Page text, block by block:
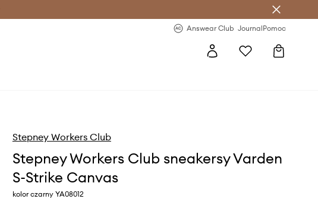
Answear Club JournalPomoc
Stepney Workers Club
Stepney Workers Club sneakersy Varden
S-Strike Canvas
kolor czarny YA08012